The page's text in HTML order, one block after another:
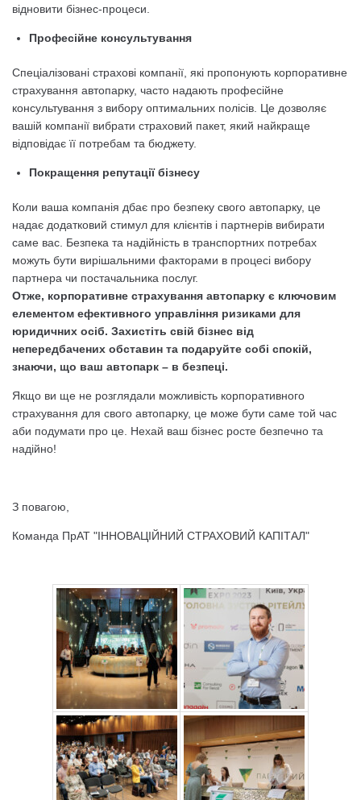
відновити бізнес-процеси.
Професійне консультування
Спеціалізовані страхові компанії, які пропонують корпоративне
страхування автопарку, часто надають професійне
консультування з вибору оптимальних полісів. Це дозволяє
вашій компанії вибрати страховий пакет, який найкраще
відповідає її потребам та бюджету.
Покращення репутації бізнесу
Коли ваша компанія дбає про безпеку свого автопарку, це
надає додатковий стимул для клієнтів і партнерів вибирати
саме вас. Безпека та надійність в транспортних потребах
можуть бути вирішальними факторами в процесі вибору
партнера чи постачальника послуг.
Отже, корпоративне страхування автопарку є ключовим
елементом ефективного управління ризиками для
юридичних осіб. Захистіть свій бізнес від
непередбачених обставин та подаруйте собі спокій,
знаючи, що ваш автопарк – в безпеці.
Якщо ви ще не розглядали можливість корпоративного
страхування для свого автопарку, це може бути саме той час
аби подумати про це. Нехай ваш бізнес росте безпечно та
надійно!
З повагою,
Команда ПрАТ "ІННОВАЦІЙНИЙ СТРАХОВИЙ КАПІТАЛ"